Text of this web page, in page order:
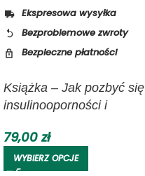
Ekspresowa wysyłka
Bezproblemowe zwroty
Bezpieczne płatności
Książka – Jak pozbyć się
insulinooporności i
Bracia Rodzeń
79,00zł
WYBIERZ OPCJE